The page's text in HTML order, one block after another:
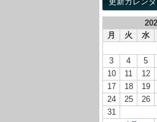
月
火 水
3
4 5
10
11 12
17
18 19
24
25 26
31